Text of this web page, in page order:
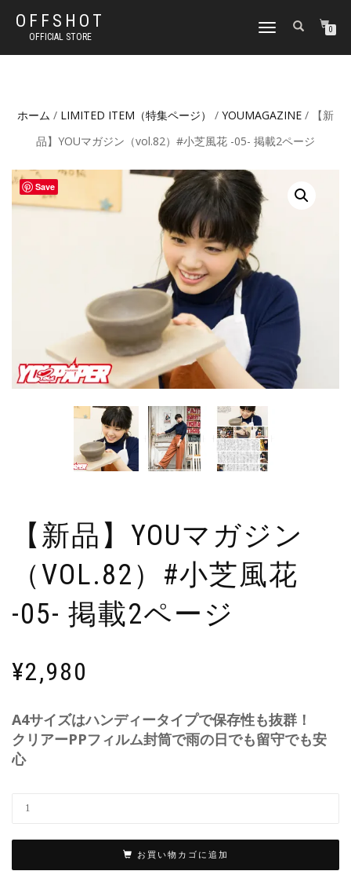
OFFSHOT
OFFICIAL STORE
ナ
ゲ
ン
り
0
ホーム / LIMITED ITEM（特集ページ） / YOUMAGAZINE / 【新
品】YOUマガジン（vol.82）#小芝風花 -05- 掲載2ページ
Save
【新品】YOUマガジン
（VOL.82）#小芝風花
-05- 掲載2ページ
¥2,980
A4サイズはハンディータイプで保存性も抜群！
クリアーPPフィルム封筒で雨の日でも留守でも安
心
お買い物カゴに追加